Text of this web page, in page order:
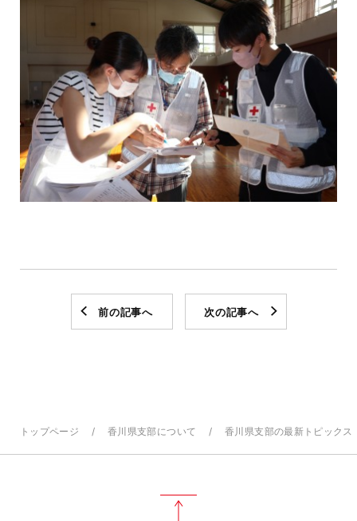
前の記事へ 次の記事へ
トップページ 香川県支部について 香川県支部の最新トピックス